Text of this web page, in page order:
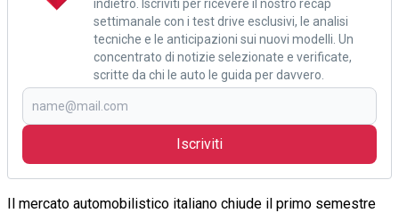
indietro. Iscriviti per ricevere il nostro recap
settimanale con i test drive esclusivi, le analisi
tecniche e le anticipazioni sui nuovi modelli. Un
concentrato di notizie selezionate e verificate,
scritte da chi le auto le guida per davvero.
Iscriviti
Il mercato automobilistico italiano chiude il primo semestre